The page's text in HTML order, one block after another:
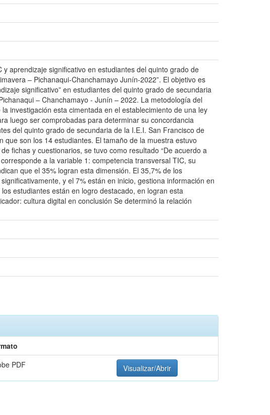
aprendizaje significativo en estudiantes del quinto grado de
– Pichanaqui-Chanchamayo Junín-2022”. El objetivo es
significativo” en estudiantes del quinto grado de secundaria
– Chanchamayo - Junín – 2022. La metodología del
investigación esta cimentada en el establecimiento de una ley
luego ser comprobadas para determinar su concordancia
del quinto grado de secundaria de la I.E.I. San Francisco de
son los 14 estudiantes. El tamaño de la muestra estuvo
fichas y cuestionarios, se tuvo como resultado “De acuerdo a
a la variable 1: competencia transversal TIC, su
que el 35% logran esta dimensión. El 35,7% de los
y el 7% están en inicio, gestiona información en
estudiantes están en logro destacado, en logran esta
cultura digital en conclusión Se determinó la relación
PDF Visualizar/Abrir